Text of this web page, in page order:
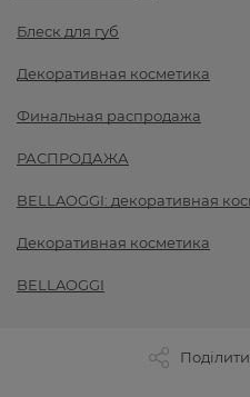
Блеск для губ
Декоративная косметика
Финальная распродажа
РАСПРОДАЖА
BELLAOGGI: декоративная
Декоративная косметика
BELLAOGGI